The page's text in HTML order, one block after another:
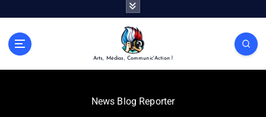
Arts, Médias, Communic'Action !
News Blog Reporter